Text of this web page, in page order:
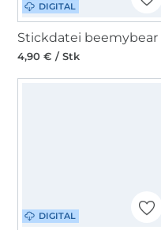
DIGITAL
4,90 € / Stk
DIGITAL